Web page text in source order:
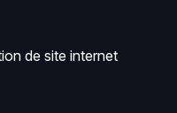
de site internet